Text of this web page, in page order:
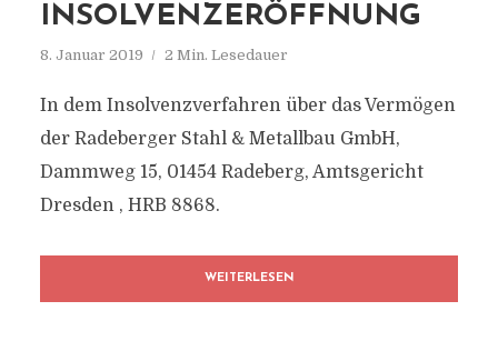
INSOLVENZERÖFFNUNG
8. Januar 2019 2 Min. Lesedauer
In dem Insolvenzverfahren über das Vermögen
der Radeberger Stahl & Metallbau GmbH,
Dammweg 15, 01454 Radeberg, Amtsgericht
Dresden , HRB 8868.
WEITERLESEN